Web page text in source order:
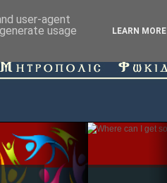
user-agent
usage
LEARN MORE